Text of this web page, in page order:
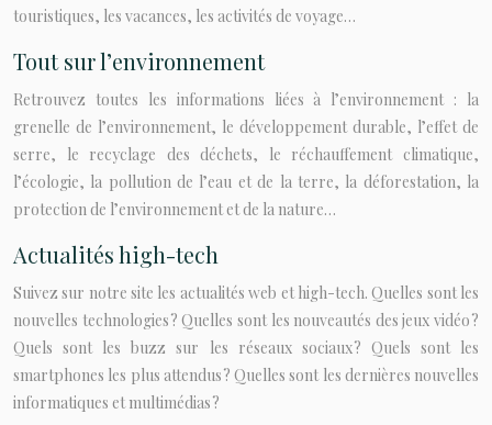
touristiques, les vacances, les activités de voyage…
Tout sur l’environnement
Retrouvez toutes les informations liées à l’environnement : la
grenelle de l’environnement, le développement durable, l’effet de
serre, le recyclage des déchets, le réchauffement climatique,
l’écologie, la pollution de l’eau et de la terre, la déforestation, la
protection de l’environnement et de la nature…
Actualités high-tech
Suivez sur notre site les actualités web et high-tech. Quelles sont les
nouvelles technologies ? Quelles sont les nouveautés des jeux vidéo ?
Quels sont les buzz sur les réseaux sociaux ? Quels sont les
smartphones les plus attendus ? Quelles sont les dernières nouvelles
informatiques et multimédias ?